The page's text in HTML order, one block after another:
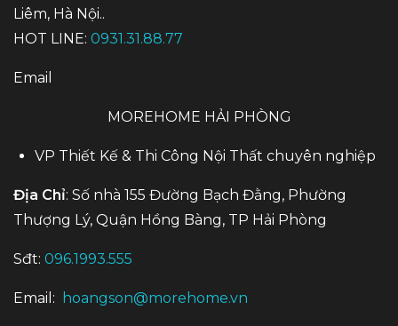
Liêm, Hà Nội..
HOT LINE: 0931.31.88.77
Email
MOREHOME HẢI PHÒNG
VP Thiết Kế & Thi Công Nội Thất chuyên nghiệp
Địa Chỉ: Số nhà 155 Đường Bạch Đằng, Phường
Thượng Lý, Quận Hồng Bàng, TP Hải Phòng
Sđt: 096.1993.555
Email: hoangson@morehome.vn